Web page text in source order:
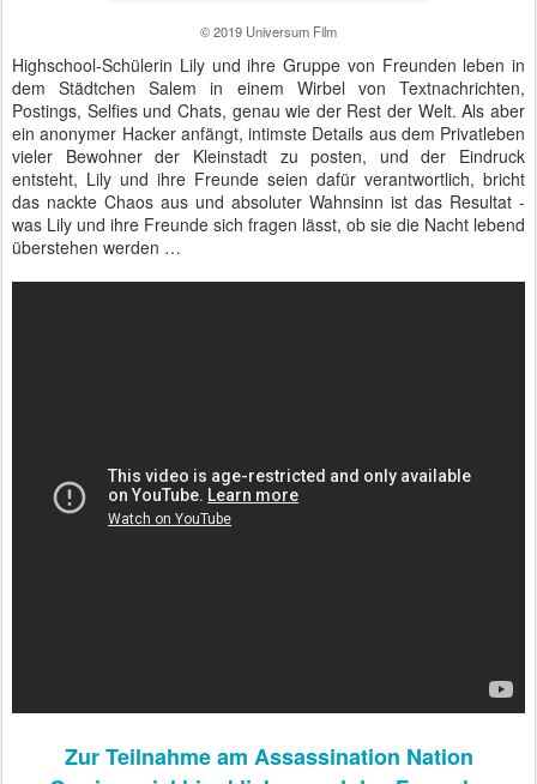
© 2019 Universum Film
Highschool-Schülerin Lily und ihre Gruppe von Freunden leben in
dem Städtchen Salem in einem Wirbel von Textnachrichten,
Postings, Selfies und Chats, genau wie der Rest der Welt. Als aber
ein anonymer Hacker anfängt, intimste Details aus dem Privatleben
vieler Bewohner der Kleinstadt zu posten, und der Eindruck
entsteht, Lily und ihre Freunde seien dafür verantwortlich, bricht
das nackte Chaos aus und absoluter Wahnsinn ist das Resultat -
was Lily und ihre Freunde sich fragen lässt, ob sie die Nacht lebend
überstehen werden …
Zur Teilnahme am Assassination Nation